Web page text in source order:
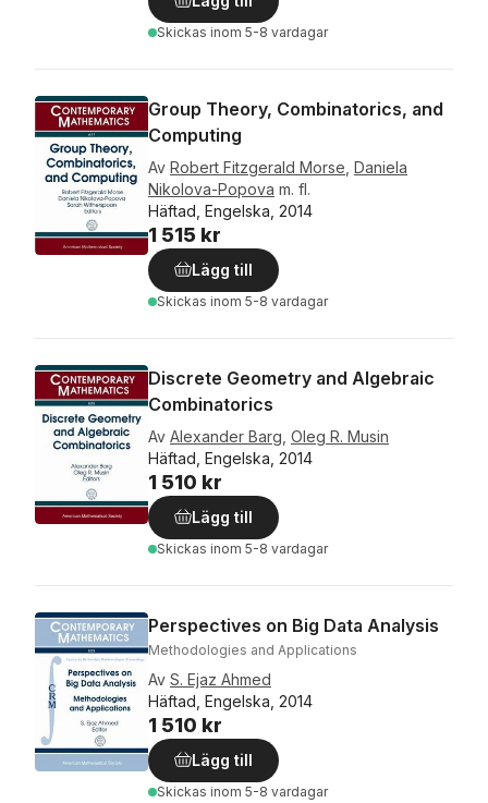
Skickas inom 5-8 vardagar
Group Theory, Combinatorics, and
Computing
Av Robert Fitzgerald Morse Daniela
Nikolova-Popova m. fl.
Häftad, Engelska, 2014
1 515 kr
Lägg till
Skickas inom 5-8 vardagar
Discrete Geometry and Algebraic
Combinatorics
Av Alexander Barg Oleg R. Musin
Häftad, Engelska, 2014
1 510 kr
Lägg till
Skickas inom 5-8 vardagar
Perspectives on Big Data Analysis
Methodologies and Applications
Av S. Ejaz Ahmed
Häftad, Engelska, 2014
1 510 kr
Lägg till
Skickas inom 5-8 vardagar